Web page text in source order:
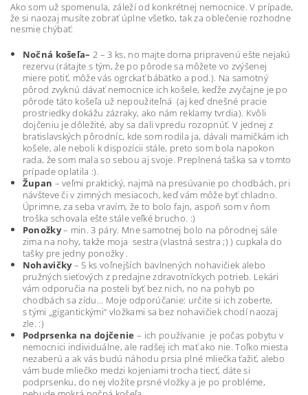
Ako som už spomenula, záleží od konkrétnej nemocnice. V prípade,
že si naozaj musíte zobrať úplne všetko, tak za oblečenie rozhodne
nesmie chýbať:
Nočná košeľa–2 – 3 ks, no majte doma pripravenú ešte nejakú
rezervu (rátajte s tým, že po pôrode sa môžete vo zvýšenej
miere potiť, môže vás ogrckať bábätko a pod.). Na samotný
pôrod zvyknú dávať nemocnice ich košele, keďže zvyčajne je po
pôrode táto košeľa už nepoužiteľná (aj keď dnešné pracie
prostriedky dokážu zázraky, ako nám reklamy tvrdia). Kvôli
dojčeniu je dôležité, aby sa dali vpredu rozopnúť. V jednej z
bratislavských pôrodníc, kde som rodila ja, dávali mamičkám ich
košele, ale neboli k dispozícii stále, preto som bola napokon
rada, že som mala so sebou aj svoje. Preplnená taška sa v tomto
prípade oplatila :).
Župan – veľmi praktický, najmä na presúvanie po chodbách, pri
návšteve či v zimných mesiacoch, keď vám môže byť chladno.
Úprimne, za seba vravím, že to bolo fajn, aspoň som v ňom
troška schovala ešte stále veľké brucho. :)
Ponožky– min. 3 páry. Mne samotnej bolo na pôrodnej sále
zima na nohy, takže moja sestra (vlastná sestra ;) ) cupkala do
tašky pre jedny ponožky .
Nohavičky– 5 ks voľnejších bavlnených nohavičiek alebo
pružných sieťových z predajne zdravotníckych potrieb. Lekári
vám odporučia na posteli byť bez nich, no na pohyb po
chodbách sa zídu... Moje odporúčanie: určite si ich zoberte,
s tými „gigantickými“ vložkami sa bez nohavičiek chodí naozaj
zle. :)
Podprsenka na dojčenie – ich používanie je počas pobytu v
nemocnici individuálne, ale radšej ich mať ako nie. Toľko miesta
nezaberú a ak vás budú náhodu prsia plné mliečka ťažiť, alebo
vám bude mliečko medzi kojeniami trocha tiecť, dáte si
podprsenku, do nej vložíte prsné vložky a je po probléme,